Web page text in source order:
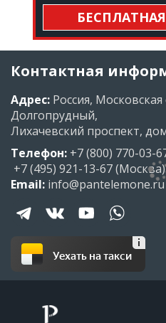
Контактная
Адрес: Россия, Московская
Долгопрудный,
Лихачевский проспект,
Телефон: +7 (800) 770-03-
+7 (495) 921-13-67(Москва)
Email: info@pantelemone.ru
Уехать на такси